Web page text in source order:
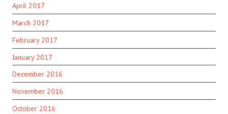
April 2017
March 2017
February 2017
January 2017
December 2016
November 2016
October 2016